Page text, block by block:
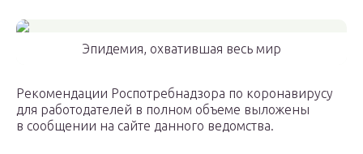
Эпидемия, охватившая весь мир
Рекомендации Роспотребнадзора по коронавирусу
для работодателей в полном объеме выложены
в сообщении на сайте данного ведомства.